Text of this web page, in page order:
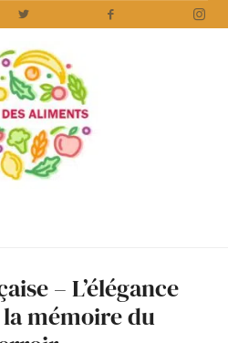
– L’élégance
mémoire du